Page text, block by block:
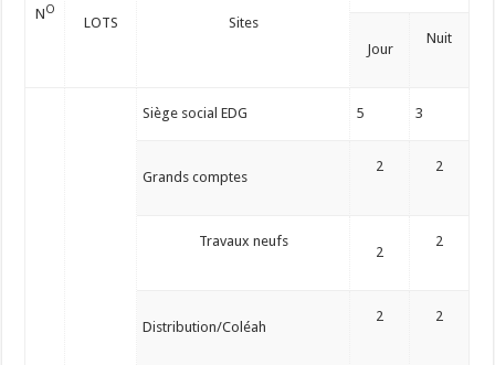
NO
LOTS Sites
Jour
Nuit
Siège social EDG 5 3
Grands comptes
2 2
Travaux neufs
2
2
Distribution/Coléah
2 2